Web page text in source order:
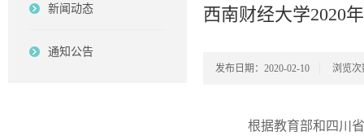
新闻动态
通知公告
西南财经大学2020
发布日期：2020-02-10 浏览次
根据教育部和四川